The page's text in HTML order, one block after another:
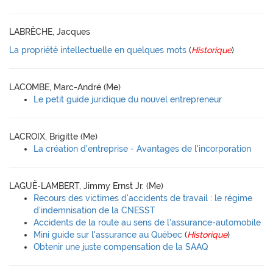
LABRÈCHE, Jacques
La propriété intellectuelle en quelques mots (Historique)
LACOMBE, Marc-André (Me)
Le petit guide juridique du nouvel entrepreneur
LACROIX, Brigitte (Me)
La création d'entreprise - Avantages de l'incorporation
LAGUË-LAMBERT, Jimmy Ernst Jr. (Me)
Recours des victimes d'accidents de travail : le régime
d'indemnisation de la CNESST
Accidents de la route au sens de l'assurance-automobile
Mini guide sur l'assurance au Québec (Historique)
Obtenir une juste compensation de la SAAQ